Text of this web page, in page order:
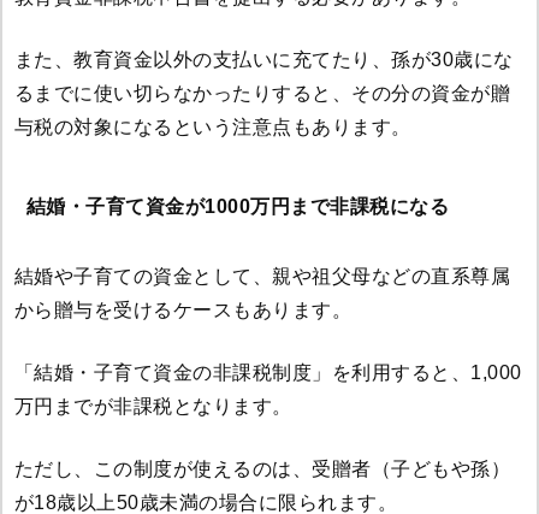
また、教育資金以外の支払いに充てたり、孫が30歳にな
るまでに使い切らなかったりすると、その分の資金が贈
与税の対象になるという注意点もあります。
結婚・子育て資金が1000万円まで非課税になる
結婚や子育ての資金として、親や祖父母などの直系尊属
から贈与を受けるケースもあります。
「結婚・子育て資金の非課税制度」を利用すると、1,000
万円までが非課税となります。
ただし、この制度が使えるのは、受贈者（子どもや孫）
が18歳以上50歳未満の場合に限られます。